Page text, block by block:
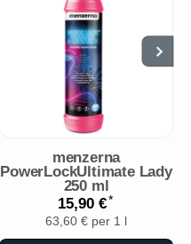
menzerna
PowerLockUltimate Lady
250 ml
15,90 €*
63,60 € per 1 l